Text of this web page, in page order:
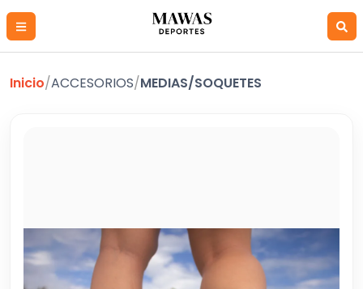
Inicio/ACCESORIOS/MEDIAS/SOQUETES